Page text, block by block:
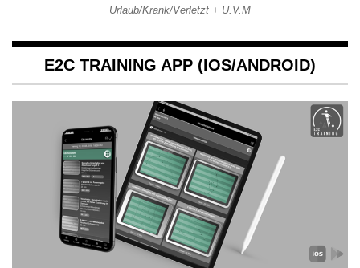
Urlaub/Krank/Verletzt + U.V.M
E2C TRAINING APP (IOS/ANDROID)